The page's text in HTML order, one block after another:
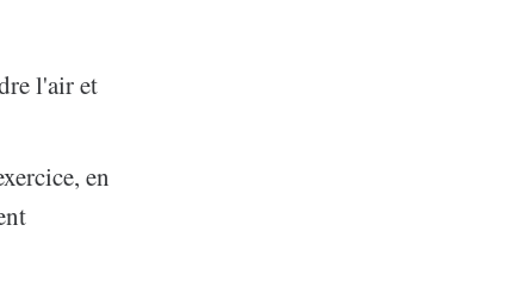
l'air et
en